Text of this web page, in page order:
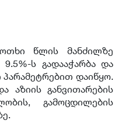
წლის მანძილზე
9.5%-ს გადააჭარბა და
დაიწყო.
აზიის განვითარების
, გამოცდილების
.